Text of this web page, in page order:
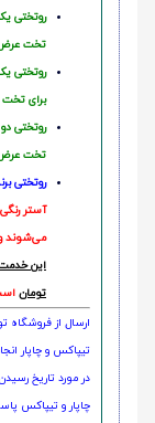
روتختی
تخت عرض
روتختی
برای تخت
روتختی دو
تخت عرض
روتختی‌
آستر
می‌شوند
تومان
ارسال از فروشگاه
تیپاکس و چاپار
در مورد تاریخ
چاپار و تیپاکس